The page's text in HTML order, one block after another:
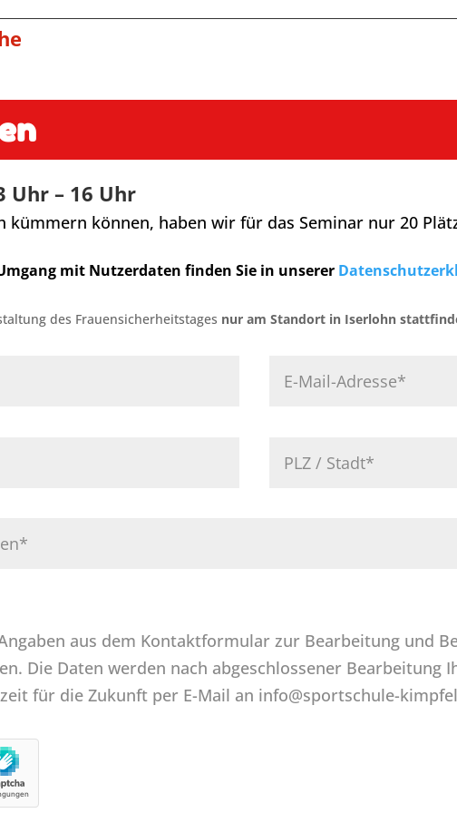
Uhr – 16 Uhr
können, haben wir für das Seminar nur 20
mit Nutzerdaten finden Sie in unserer
des Frauensicherheitstages nur am Standort in Iserlohn
aus dem Kontaktformular zur Bearbeitung und
Die Daten werden nach abgeschlossener Bearbeitung
für die Zukunft per E-Mail an info@sportschule-